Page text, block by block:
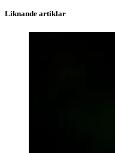
Liknande artiklar